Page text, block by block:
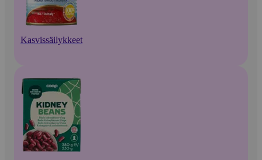
Kasvissäilykkeet